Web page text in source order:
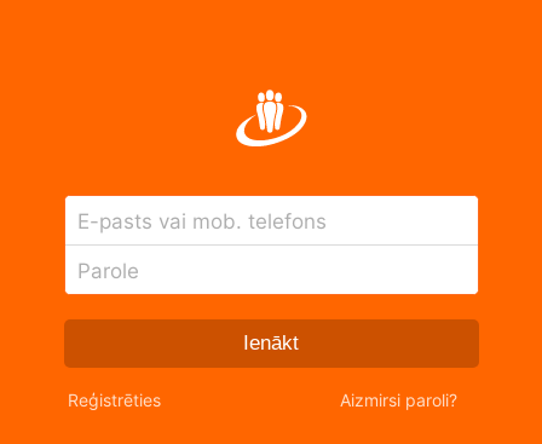
E-pasts vai mob. telefons
Parole
Ienākt
Reģistrēties Aizmirsi paroli?